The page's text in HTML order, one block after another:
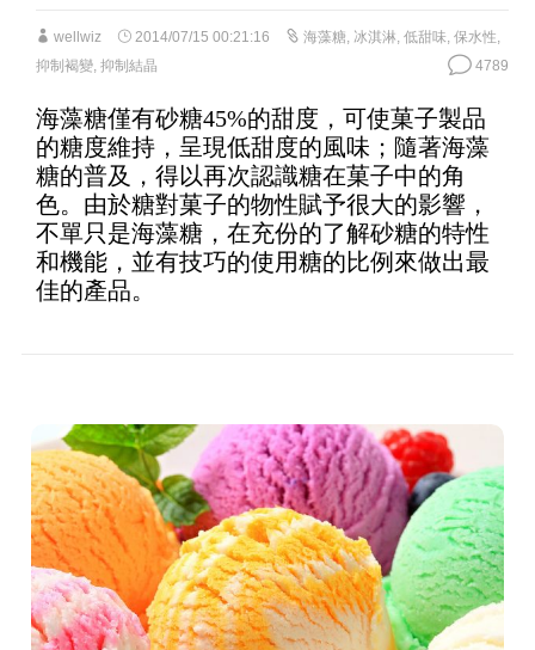
wellwiz 2014/07/15 00:21:16 海藻糖, 冰淇淋, 低甜味, 保水性,
抑制褐變, 抑制結晶 4789
海藻糖僅有砂糖45%的甜度，可使菓子製品
的糖度維持，呈現低甜度的風味；隨著海藻
糖的普及，得以再次認識糖在菓子中的角
色。由於糖對菓子的物性賦予很大的影響，
不單只是海藻糖，在充份的了解砂糖的特性
和機能，並有技巧的使用糖的比例來做出最
佳的產品。